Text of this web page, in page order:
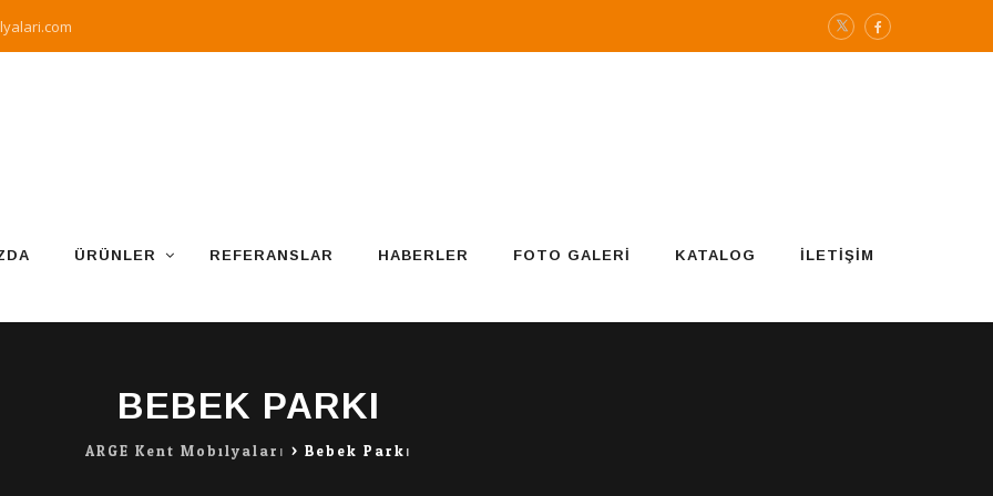
ÜRÜNLER REFERANSLAR HABERLER FOTO GALERI KATALOG İLETIŞIM
BEBEK PARKI
ARGE Kent Mobilyaları > Bebek Parkı